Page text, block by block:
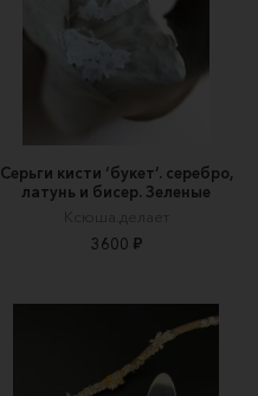
Серьги кисти ‘букет’. серебро,
латунь и бисер. Зеленые
Ксюша.делает
3600 ₽